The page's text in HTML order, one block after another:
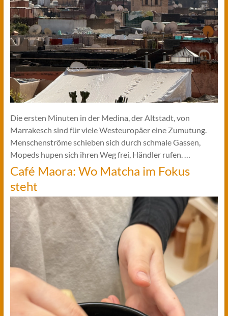
Die ersten Minuten in der Medina, der Altstadt, von
Marrakesch sind für viele Westeuropäer eine Zumutung.
Menschenströme schieben sich durch schmale Gassen,
Mopeds hupen sich ihren Weg frei, Händler rufen. …
Café Maora: Wo Matcha im Fokus
steht